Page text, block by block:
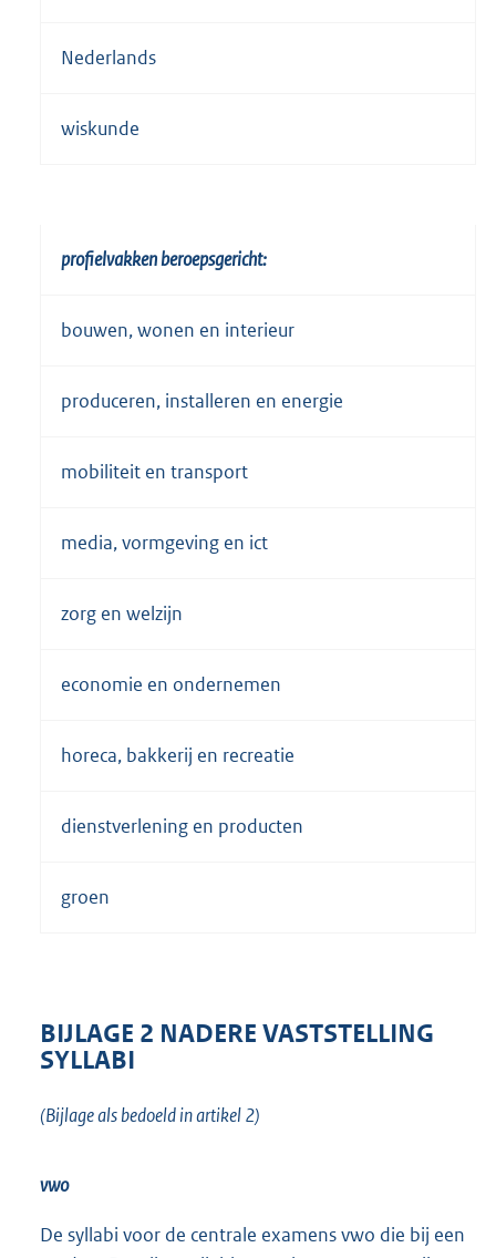
Nederlands
wiskunde
profielvakken beroepsgericht:
bouwen, wonen en interieur
produceren, installeren en energie
mobiliteit en transport
media, vormgeving en ict
zorg en welzijn
economie en ondernemen
horeca, bakkerij en recreatie
dienstverlening en producten
groen
BIJLAGE 2 NADERE VASTSTELLING
SYLLABI
(Bijlage als bedoeld in artikel 2)
vwo
De syllabi voor de centrale examens vwo die bij een